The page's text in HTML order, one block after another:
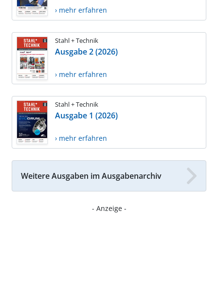
› mehr erfahren
Stahl + Technik
Ausgabe 2 (2026)
› mehr erfahren
Stahl + Technik
Ausgabe 1 (2026)
› mehr erfahren
Weitere Ausgaben im Ausgabenarchiv
- Anzeige -